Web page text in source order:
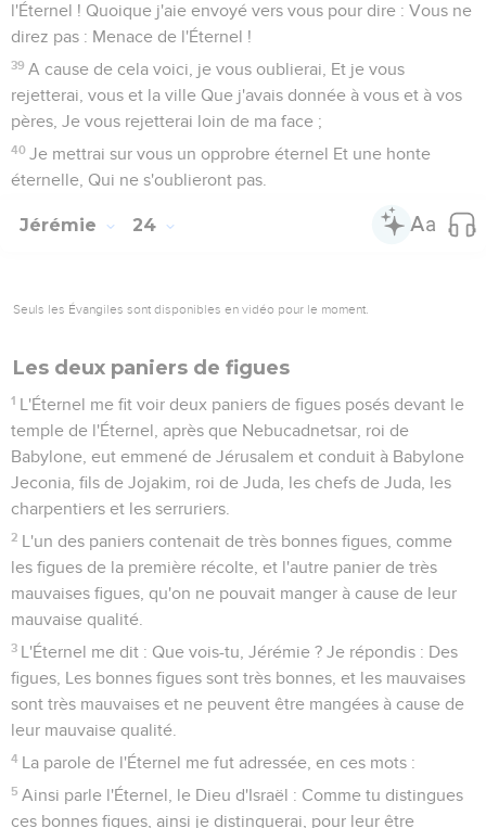
l'Éternel ! Quoique j'aie envoyé vers vous pour dire : Vous ne
direz pas : Menace de l'Éternel !
39 A cause de cela voici, je vous oublierai, Et je vous
rejetterai, vous et la ville Que j'avais donnée à vous et à vos
pères, Je vous rejetterai loin de ma face ;
40 Je mettrai sur vous un opprobre éternel Et une honte
éternelle, Qui ne s'oublieront pas.
Jérémie 24
Seuls les Évangiles sont disponibles en vidéo pour le moment.
Les deux paniers de figues
1 L'Éternel me fit voir deux paniers de figues posés devant le
temple de l'Éternel, après que Nebucadnetsar, roi de
Babylone, eut emmené de Jérusalem et conduit à Babylone
Jeconia, fils de Jojakim, roi de Juda, les chefs de Juda, les
charpentiers et les serruriers.
2 L'un des paniers contenait de très bonnes figues, comme
les figues de la première récolte, et l'autre panier de très
mauvaises figues, qu'on ne pouvait manger à cause de leur
mauvaise qualité.
3 L'Éternel me dit : Que vois-tu, Jérémie ? Je répondis : Des
figues, Les bonnes figues sont très bonnes, et les mauvaises
sont très mauvaises et ne peuvent être mangées à cause de
leur mauvaise qualité.
4 La parole de l'Éternel me fut adressée, en ces mots :
5 Ainsi parle l'Éternel, le Dieu d'Israël : Comme tu distingues
ces bonnes figues, ainsi je distinguerai, pour leur être